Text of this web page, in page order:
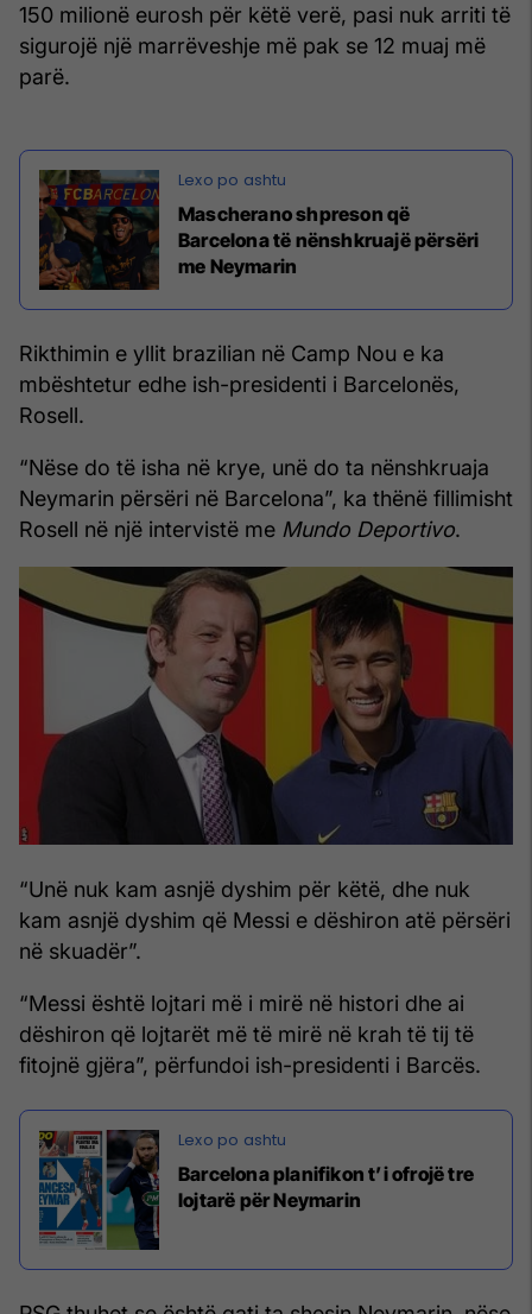
150 milionë eurosh për këtë verë, pasi nuk arriti të
sigurojë një marrëveshje më pak se 12 muaj më
parë.
Mascherano shpreson që
Barcelona të nënshkruajë përsëri
me Neymarin
Rikthimin e yllit brazilian në Camp Nou e ka
mbështetur edhe ish-presidenti i Barcelonës,
Rosell.
“Nëse do të isha në krye, unë do ta nënshkruaja
Neymarin përsëri në Barcelona”, ka thënë fillimisht
Rosell në një intervistë me Mundo Deportivo.
“Unë nuk kam asnjë dyshim për këtë, dhe nuk
kam asnjë dyshim që Messi e dëshiron atë përsëri
në skuadër”.
“Messi është lojtari më i mirë në histori dhe ai
dëshiron që lojtarët më të mirë në krah të tij të
fitojnë gjëra”, përfundoi ish-presidenti i Barcës.
Barcelona planifikon t’i ofrojë tre
lojtarë për Neymarin